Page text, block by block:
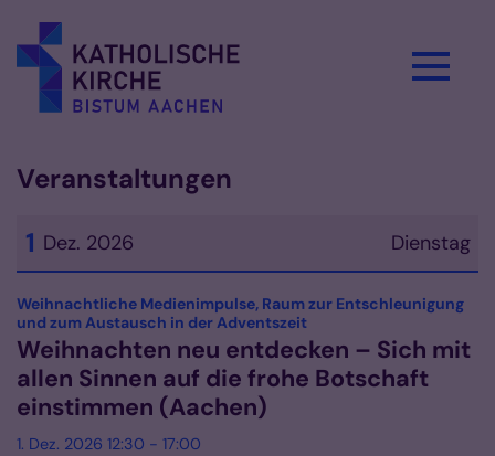
Veranstaltungen
Dienstag
1 Dez. 2026
Datum: 1. Dezember 2026
Weihnachtliche Medienimpulse, Raum zur Entschleunigung
und zum Austausch in der Adventszeit:
Weihnachten neu entdecken – Sich mit
allen Sinnen auf die frohe Botschaft
einstimmen (Aachen)
1. Dez. 2026 12:30 - 17:00